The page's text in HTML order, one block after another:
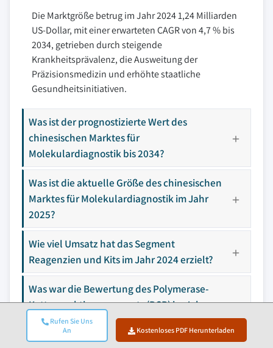
Rufen Sie Uns
An
Kostenloses PDF Herunterladen
Die Marktgröße betrug im Jahr 2024 1,24 Milliarden
US-Dollar, mit einer erwarteten CAGR von 4,7 % bis
2034, getrieben durch steigende
Krankheitsprävalenz, die Ausweitung der
Präzisionsmedizin und erhöhte staatliche
Gesundheitsinitiativen.
Was ist der prognostizierte Wert des
chinesischen Marktes für
Molekulardiagnostik bis 2034?
Was ist die aktuelle Größe des chinesischen
Marktes für Molekulardiagnostik im Jahr
2025?
Wie viel Umsatz hat das Segment
Reagenzien und Kits im Jahr 2024 erzielt?
Was war die Bewertung des Polymerase-
Kettenreaktionssegments (PCR) im Jahr
2024?